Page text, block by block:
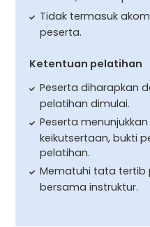
Tidak termasuk
peserta.
Ketentuan pelatihan
Peserta diharapkan
pelatihan dimulai.
Peserta
keikutsertaan, bukti
pelatihan.
Mematuhi tata tertib
bersama instruktur.